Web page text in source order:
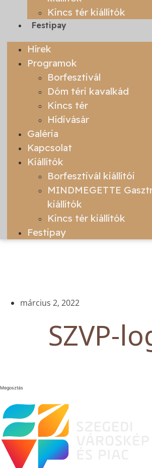
Kincs tér kiállítók
Festipay
Hírek
Programok
Borfesztivál
Dóm téri kavalkád
Kincs tér
Hídivásár
Galéria
Kapcsolat
Kiállítók
Borfesztivál kiállítói
MINDMEGETTE
kiállítók
Kincs tér kiállítók
Festipay
március 2, 2022
SZVP-
Megosztás